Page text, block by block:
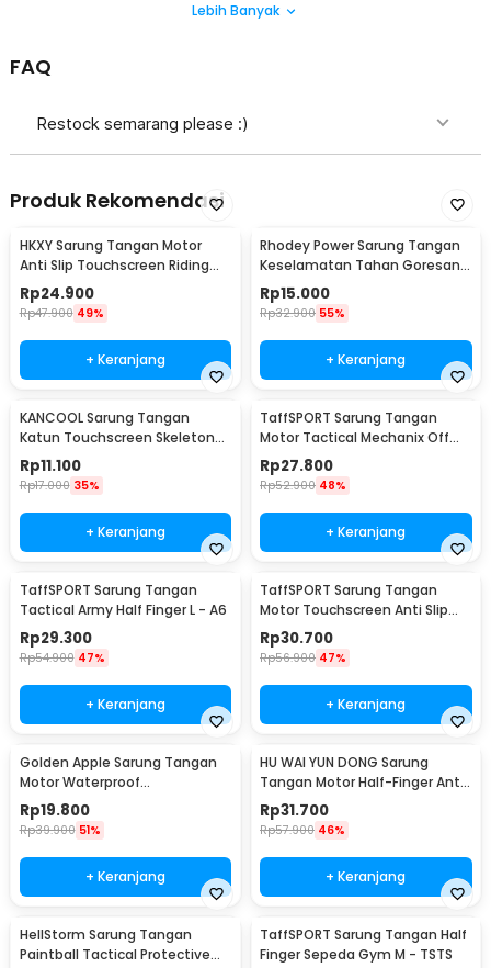
Lebih Banyak
FAQ
Restock semarang please :)
Produk Rekomendasi
HKXY Sarung Tangan Motor
Anti Slip Touchscreen Riding
Glove 1 Pair M
Rp24.900
Rp47.900 49%
+ Keranjang
Rhodey Power Sarung Tangan
Keselamatan Tahan Goresan
Pisau - EN388
Rp15.000
Rp32.900 55%
+ Keranjang
KANCOOL Sarung Tangan
Katun Touchscreen Skeleton
All Size Unisex - YN1168
Rp11.100
Rp17.000 35%
+ Keranjang
TaffSPORT Sarung Tangan
Motor Tactical Mechanix Off
Road - XT07
Rp27.800
Rp52.900 48%
+ Keranjang
TaffSPORT Sarung Tangan
Tactical Army Half Finger L - A6
Rp29.300
Rp54.900 47%
+ Keranjang
TaffSPORT Sarung Tangan
Motor Touchscreen Anti Slip
Protektor - MCS-02C
Rp30.700
Rp56.900 47%
+ Keranjang
Golden Apple Sarung Tangan
Motor Waterproof
Touchscreen Kulit Sintetis Pria
- 9070
Rp19.800
Rp39.900 51%
+ Keranjang
HU WAI YUN DONG Sarung
Tangan Motor Half-Finger Anti
Slip Riding Glove L - HWYD
Rp31.700
Rp57.900 46%
+ Keranjang
HellStorm Sarung Tangan
Paintball Tactical Protective
TaffSPORT Sarung Tangan Half
Finger Sepeda Gym M - TSTS